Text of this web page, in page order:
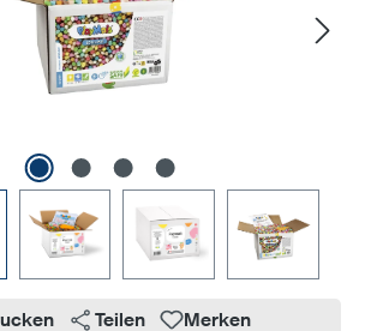
Teilen Merken